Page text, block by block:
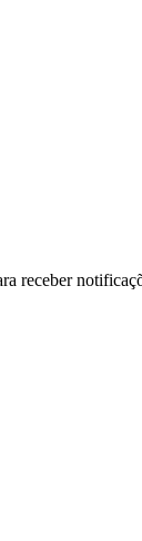
receber